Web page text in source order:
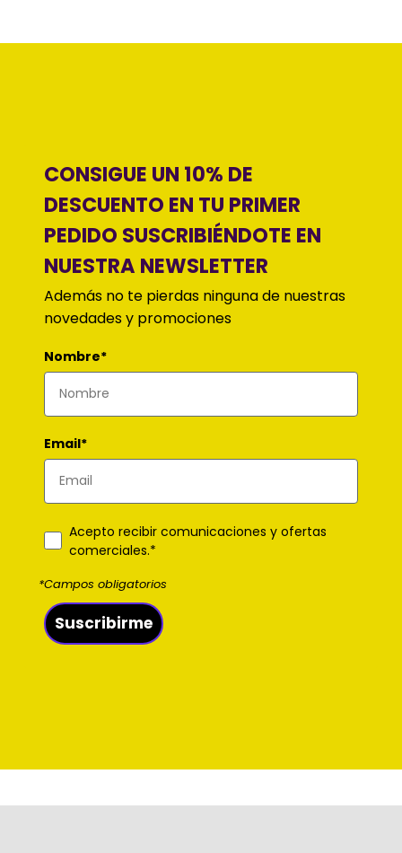
CONSIGUE UN 10% DE
DESCUENTO EN TU PRIMER
PEDIDO SUSCRIBIÉNDOTE EN
NUESTRA NEWSLETTER
Además no te pierdas ninguna de nuestras
novedades y promociones
Nombre*
Email*
Acepto recibir comunicaciones y ofertas
comerciales.*
*Campos obligatorios
Suscribirme